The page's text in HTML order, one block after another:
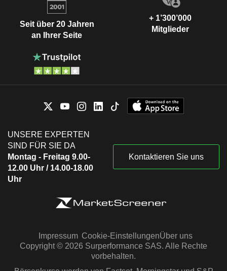
Seit über 20 Jahren
an Ihrer Seite
+ 1’300’000
Mitglieder
UNSERE EXPERTEN
SIND FÜR SIE DA
Montag - Freitag 9.00-
12.00 Uhr / 14.00-18.00
Uhr
Kontaktieren Sie uns
Impressum Cookie-EinstellungenÜber uns
Copyright © 2026 Surperformance SAS. Alle Rechte
vorbehalten.